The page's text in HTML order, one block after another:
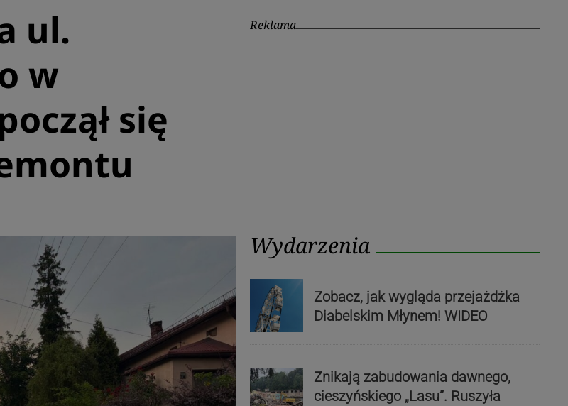
ul.
w
się
Reklama
Wydarzenia
Zobacz, jak wygląda przejażdżka
Diabelskim Młynem! WIDEO
Znikają zabudowania dawnego,
cieszyńskiego „Lasu”. Ruszyła